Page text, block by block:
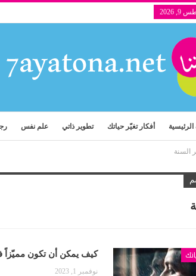
2026
أفكار تغيّر حياتك تطوير ذاتي علم نفس
السنة
كيف يمكن أن تكون مميّزاً
نوفمبر 1, 2023